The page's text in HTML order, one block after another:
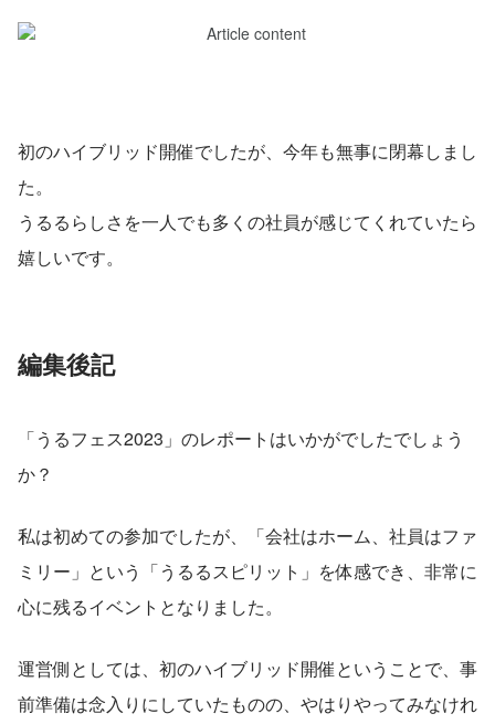
初のハイブリッド開催でしたが、今年も無事に閉幕しまし
た。
うるるらしさを一人でも多くの社員が感じてくれていたら
嬉しいです。
編集後記
「うるフェス2023」のレポートはいかがでしたでしょう
か？
私は初めての参加でしたが、「会社はホーム、社員はファ
ミリー」という「うるるスピリット」を体感でき、非常に
心に残るイベントとなりました。
運営側としては、初のハイブリッド開催ということで、事
前準備は念入りにしていたものの、やはりやってみなけれ